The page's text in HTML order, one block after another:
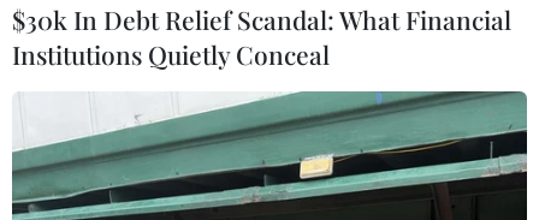
TIN CÙNG CHUYÊN MỤC
Khánh Hòa đẩy mạnh tìm kiếm, quy
$30k In Debt Relief Scandal: What Financial
Institutions Quietly Conceal